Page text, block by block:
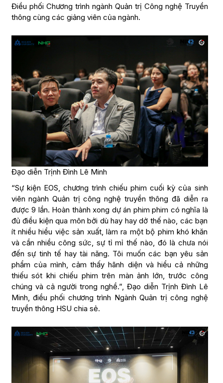
Điều phối Chương trình ngành Quản trị Công nghệ Truyền
thông cùng các giảng viên của ngành.
Đạo diễn Trịnh Đình Lê Minh
“Sự kiện EOS, chương trình chiếu phim cuối kỳ của sinh
viên ngành Quản trị công nghệ truyền thông đã diễn ra
được 9 lần. Hoàn thành xong dự án phim phim có nghĩa là
đủ điều kiện qua môn bởi dù hay hay dở thế nào, các bạn
ít nhiều hiểu việc sản xuất, làm ra một bộ phim khó khăn
và cần nhiều công sức, sự tỉ mỉ thế nào, đó là chưa nói
đến sự tinh tế hay tài năng. Tôi muốn các bạn yêu sản
phẩm của mình, cảm thấy hãnh diện và hiểu cả những
thiếu sót khi chiếu phim trên màn ảnh lớn, trước công
chúng và cả người trong nghề.”, Đạo diễn Trịnh Đình Lê
Minh, điều phối chương trình Ngành Quản trị công nghệ
truyền thông HSU chia sẻ.